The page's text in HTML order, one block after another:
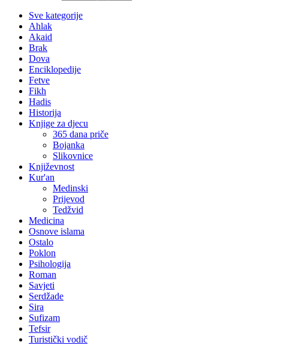
Sve kategorije
Ahlak
Akaid
Brak
Dova
Enciklopedije
Fetve
Fikh
Hadis
Historija
Knjige za djecu
365 dana priče
Bojanka
Slikovnice
Književnost
Kur'an
Medinski
Prijevod
Tedžvid
Medicina
Osnove islama
Ostalo
Poklon
Psihologija
Roman
Savjeti
Serdžade
Sira
Sufizam
Tefsir
Turistički vodič